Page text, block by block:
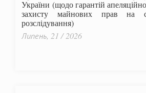
України (щодо гарантій
захисту майнових прав на
розслідування)
Липень, 21 / 2026